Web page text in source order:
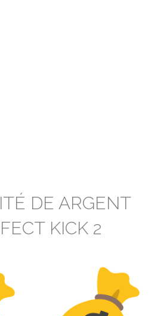
DE ARGENT
KICK 2